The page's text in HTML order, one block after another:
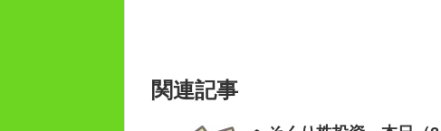
関連記事